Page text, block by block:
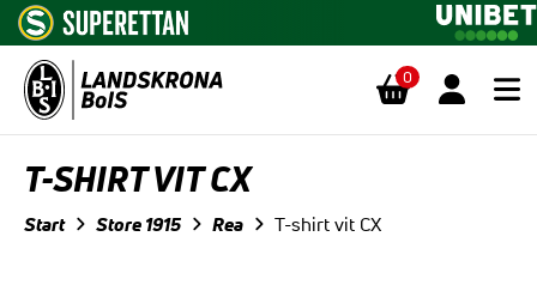
0
T-SHIRT VIT CX
Start Store 1915 Rea T-shirt vit CX